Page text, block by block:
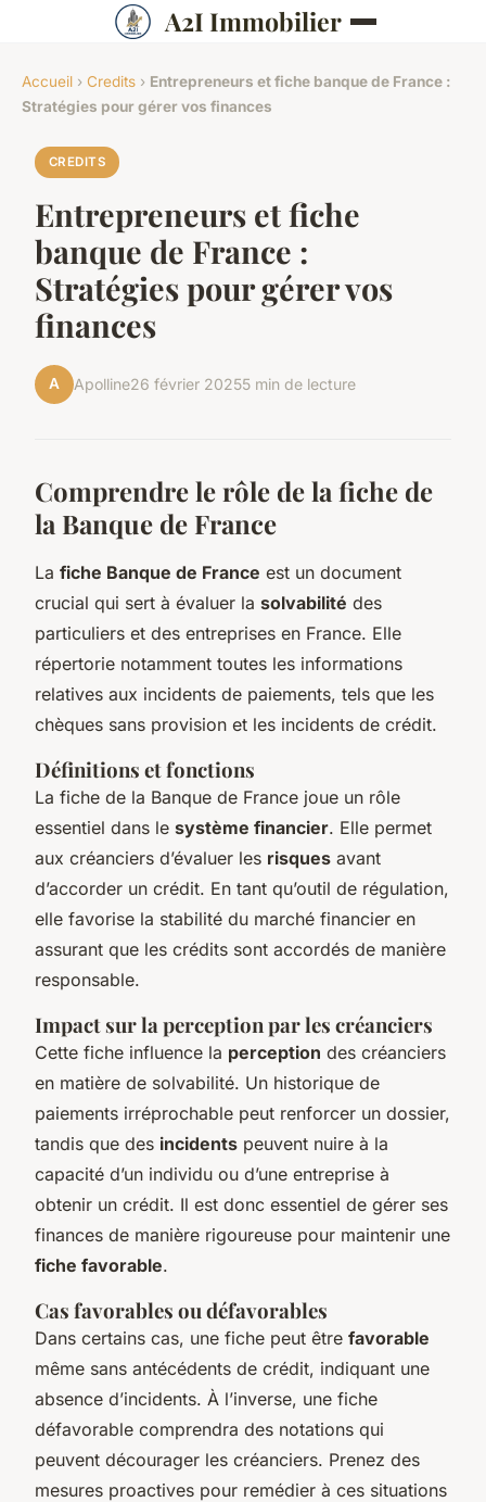
A2I Immobilier
Accueil › Credits › Entrepreneurs et fiche banque de France :
Stratégies pour gérer vos finances
CREDITS
Entrepreneurs et fiche
banque de France :
Stratégies pour gérer vos
finances
A Apolline26 février 20255 min de lecture
Comprendre le rôle de la fiche de
la Banque de France
La fiche Banque de France est un document
crucial qui sert à évaluer la solvabilité des
particuliers et des entreprises en France. Elle
répertorie notamment toutes les informations
relatives aux incidents de paiements, tels que les
chèques sans provision et les incidents de crédit.
Définitions et fonctions
La fiche de la Banque de France joue un rôle
essentiel dans le système financier. Elle permet
aux créanciers d’évaluer les risques avant
d’accorder un crédit. En tant qu’outil de régulation,
elle favorise la stabilité du marché financier en
assurant que les crédits sont accordés de manière
responsable.
Impact sur la perception par les créanciers
Cette fiche influence la perception des créanciers
en matière de solvabilité. Un historique de
paiements irréprochable peut renforcer un dossier,
tandis que des incidents peuvent nuire à la
capacité d’un individu ou d’une entreprise à
obtenir un crédit. Il est donc essentiel de gérer ses
finances de manière rigoureuse pour maintenir une
fiche favorable.
Cas favorables ou défavorables
Dans certains cas, une fiche peut être favorable
même sans antécédents de crédit, indiquant une
absence d’incidents. À l’inverse, une fiche
défavorable comprendra des notations qui
peuvent décourager les créanciers. Prenez des
mesures proactives pour remédier à ces situations